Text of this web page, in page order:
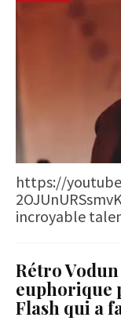
https://
incroyable
Rétro Vodun
euphorique
Flash qui a